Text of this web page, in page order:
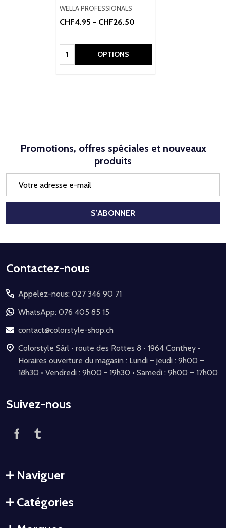
WELLA PROFESSIONALS
CHF4.95 - CHF26.50
Quantité: OPTIONS
Promotions, offres spéciales et nouveaux
produits
mail
S’ABONNER
Début
pied
de
page
Contactez-nous
Appelez-nous: 027 346 90 71
WhatsApp: 076 405 85 15
contact@colorstyle-shop.ch
Colorstyle Sàrl • route des Rottes 8 • 1964 Conthey •
Horaires ouverture du magasin : Lundi – jeudi : 9h00 –
18h30 • Vendredi : 9h00 - 19h30 • Samedi : 9h00 – 17h00
Suivez-nous
Naviguer
Catégories